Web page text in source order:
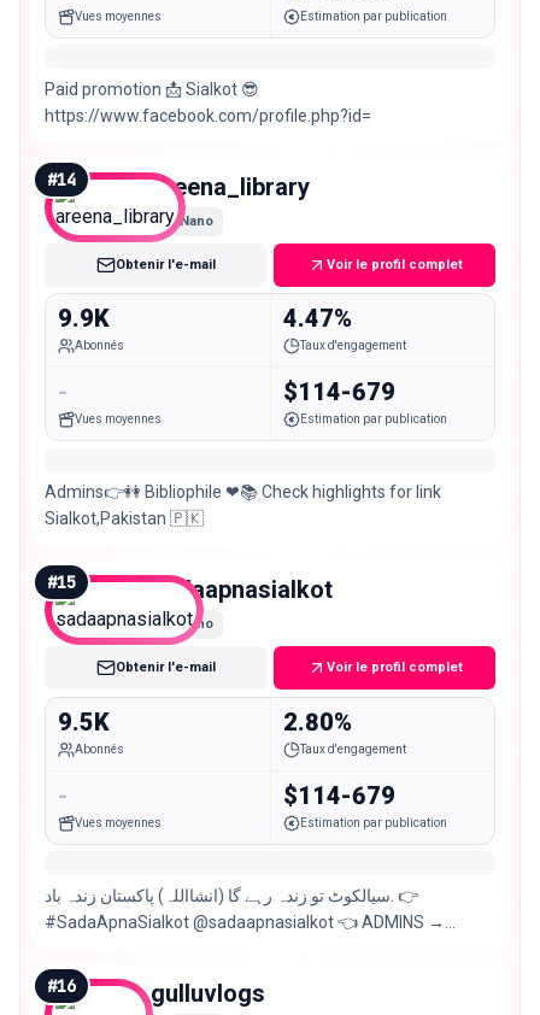
Vues moyennes Estimation par publication
Paid promotion 📩 Sialkot 😎
https://www.facebook.com/profile.php?id=
#14 areena_library
Nano
Obtenir l'e-mail Voir le profil complet
9.9K
Abonnés
4.47%
Taux d'engagement
-
Vues moyennes
$114-679
Estimation par publication
Admins👉👭 Bibliophile ❤📚 Check highlights for link
Sialkot,Pakistan 🇵🇰
#15 sadaapnasialkot
Nano
Obtenir l'e-mail Voir le profil complet
9.5K
Abonnés
2.80%
Taux d'engagement
-
Vues moyennes
$114-679
Estimation par publication
سیالکوٹ تو زندہ رہے گا (انشااللہ) پاکستان زندہ باد. 👉
#SadaApnaSialkot @sadaapnasialkot 👈 ADMINS →
#16 gulluvlogs